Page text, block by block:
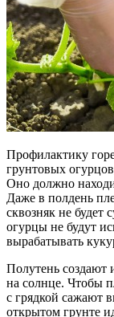
Профилактику
грунтовых
Оно должно
Даже в полдень
сквозняк не
огурцы не будут
вырабатывать
Полутень создают
на солнце. Чтобы
с грядкой сажают
открытом грунте